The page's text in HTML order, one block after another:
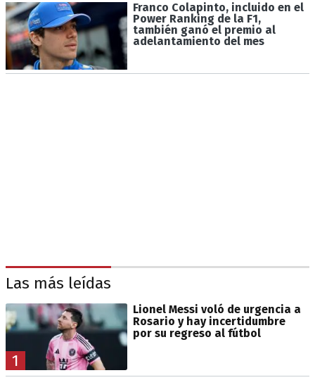
Franco Colapinto, incluido en el
Power Ranking de la F1,
también ganó el premio al
adelantamiento del mes
Las más leídas
1
Lionel Messi voló de urgencia a
Rosario y hay incertidumbre
por su regreso al fútbol